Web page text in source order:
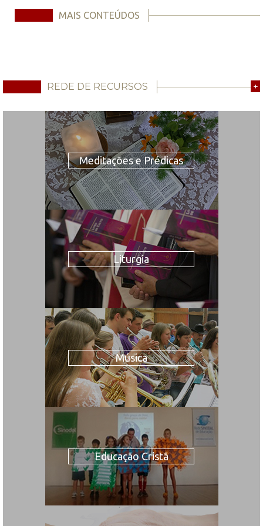
MAIS CONTEÚDOS
REDE DE RECURSOS +
Meditações e Prédicas
Liturgia
Música
Educação Cristã